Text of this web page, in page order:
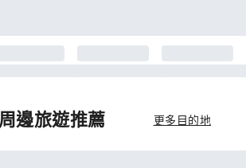
邊旅遊推薦 更多目的地